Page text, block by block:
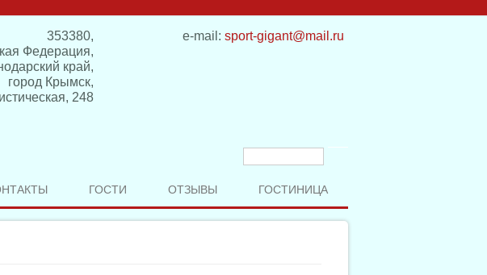
353380,
Федерация,
край,
город Крымск,
248
e-mail: sport-gigant@mail.ru
ГОСТИ ОТЗЫВЫ ГОСТИНИЦА